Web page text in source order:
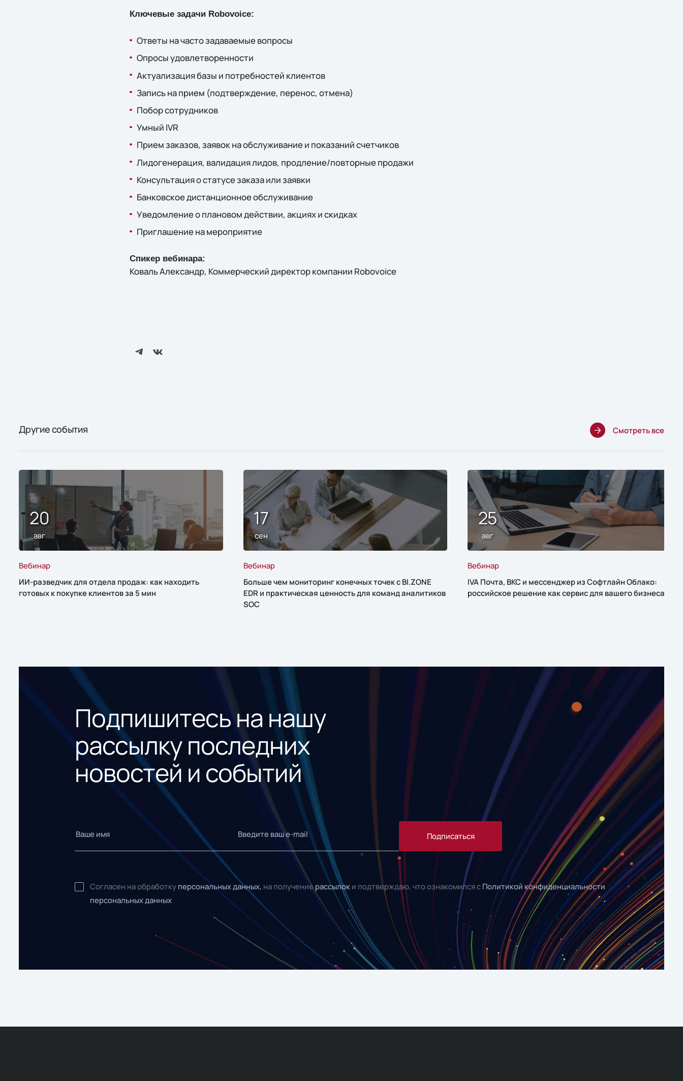
Ключевые задачи Robovoice:
Ответы на часто задаваемые вопросы
Опросы удовлетворенности
Актуализация базы и потребностей клиентов
Запись на прием (подтверждение, перенос, отмена)
Побор сотрудников
Умный IVR
Прием заказов, заявок на обслуживание и показаний счетчиков
Лидогенерация, валидация лидов, продление/повторные продажи
Консультация о статусе заказа или заявки
Банковское дистанционное обслуживание
Уведомление о плановом действии, акциях и скидках
Приглашение на мероприятие
Спикер вебинара:
Коваль Александр, Коммерческий директор компании Robovoice​
Другие события Смотреть все
20
авг
Вебинар
ИИ-разведчик для отдела продаж: как находить
готовых к покупке клиентов за 5 мин
17
сен
Вебинар
Больше чем мониторинг конечных точек с BI.ZONE
EDR и практическая ценность для команд аналитиков
SOC
25
авг
Вебинар
IVA Почта, ВКС и мессенджер из Софтлайн Облако:
российское решение как сервис для вашего бизнеса
Подпишитесь на нашу
рассылку последних
новостей и событий
Подписаться
Согласен на обработку персональных данных, на получениерассылок и подтверждаю, что ознакомился с Политикой конфиденциальности
персональных данных